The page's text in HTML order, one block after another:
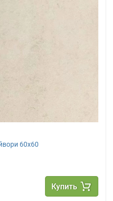
60х60
Купить